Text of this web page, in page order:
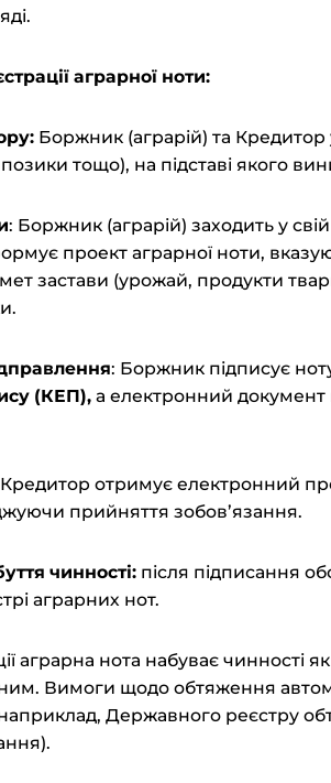
аграрної ноти:
Боржник (аграрій) та Кредитор
тощо), на підставі якого
: Боржник (аграрій) заходить у свій
проект аграрної ноти,
застави (урожай, продукти
: Боржник підписує
(КЕП), а електронний документ
Кредитор отримує електронний
прийняття зобов’язання.
чинності: після підписання
аграрних нот.
аграрна нота набуває чинності як
Вимоги щодо обтяження
Державного реєстру